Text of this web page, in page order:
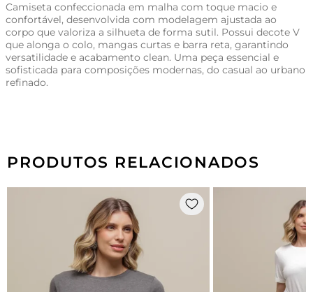
Camiseta confeccionada em malha com toque macio e
confortável, desenvolvida com modelagem ajustada ao
corpo que valoriza a silhueta de forma sutil. Possui decote V
que alonga o colo, mangas curtas e barra reta, garantindo
versatilidade e acabamento clean. Uma peça essencial e
sofisticada para composições modernas, do casual ao urbano
refinado.
PRODUTOS RELACIONADOS